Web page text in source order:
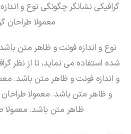
گرافیکی نشانگر چگونگی نوع و
معمولا طراحان
نوع و اندازه فونت و ظاهر متن
شده استفاده می نماید، تا از نظر
و اندازه فونت و ظاهر متن باشد.
و ظاهر متن باشد. معمولا
ظاهر متن باشد. معمولا